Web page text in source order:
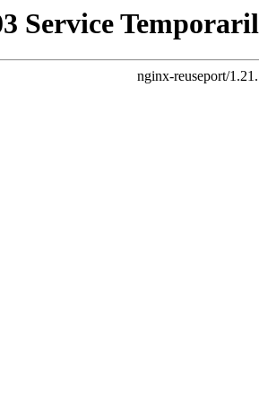
Service
nginx-reuseport/